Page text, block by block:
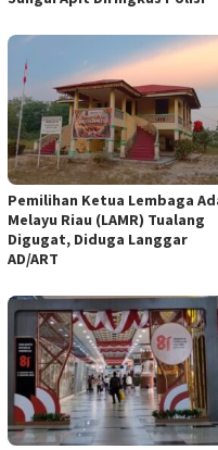
Pemilihan Ketua Lembaga
Melayu Riau (LAMR) Tualang
Digugat, Diduga Langgar
AD/ART